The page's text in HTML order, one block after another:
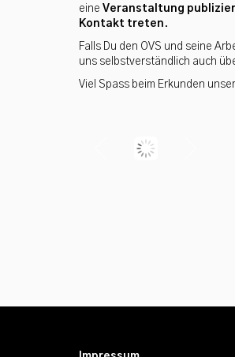
eine Veranstaltung
Kontakt treten .
Falls Du den OVS und seine
uns selbstverständlich auch
Viel Spass beim Erkunden